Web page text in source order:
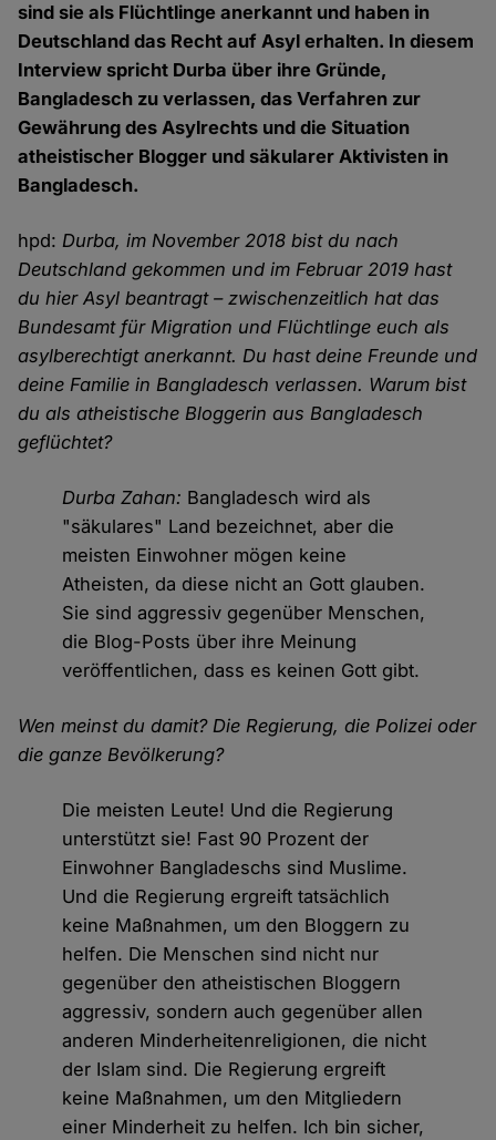
sind sie als Flüchtlinge anerkannt und haben in
Deutschland das Recht auf Asyl erhalten. In diesem
Interview spricht Durba über ihre Gründe,
Bangladesch zu verlassen, das Verfahren zur
Gewährung des Asylrechts und die Situation
atheistischer Blogger und säkularer Aktivisten in
Bangladesch.
hpd: Durba, im November 2018 bist du nach
Deutschland gekommen und im Februar 2019 hast
du hier Asyl beantragt – zwischenzeitlich hat das
Bundesamt für Migration und Flüchtlinge euch als
asylberechtigt anerkannt. Du hast deine Freunde und
deine Familie in Bangladesch verlassen. Warum bist
du als atheistische Bloggerin aus Bangladesch
geflüchtet?
Durba Zahan: Bangladesch wird als
"säkulares" Land bezeichnet, aber die
meisten Einwohner mögen keine
Atheisten, da diese nicht an Gott glauben.
Sie sind aggressiv gegenüber Menschen,
die Blog-Posts über ihre Meinung
veröffentlichen, dass es keinen Gott gibt.
Wen meinst du damit? Die Regierung, die Polizei oder
die ganze Bevölkerung?
Die meisten Leute! Und die Regierung
unterstützt sie! Fast 90 Prozent der
Einwohner Bangladeschs sind Muslime.
Und die Regierung ergreift tatsächlich
keine Maßnahmen, um den Bloggern zu
helfen. Die Menschen sind nicht nur
gegenüber den atheistischen Bloggern
aggressiv, sondern auch gegenüber allen
anderen Minderheitenreligionen, die nicht
der Islam sind. Die Regierung ergreift
keine Maßnahmen, um den Mitgliedern
einer Minderheit zu helfen. Ich bin sicher,